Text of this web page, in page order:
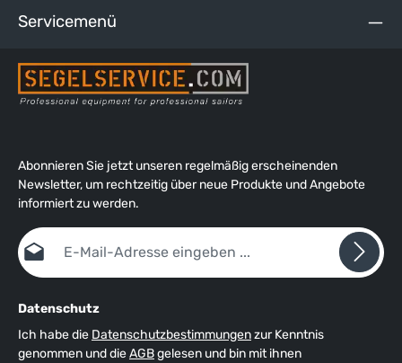
Servicemenü
Abonnieren Sie jetzt unseren regelmäßig erscheinenden
Newsletter, um rechtzeitig über neue Produkte und Angebote
informiert zu werden.
E-Mail-Adresse*
Datenschutz
Ich habe die Datenschutzbestimmungenzur Kenntnis
genommen und dieAGBgelesen und bin mit ihnen